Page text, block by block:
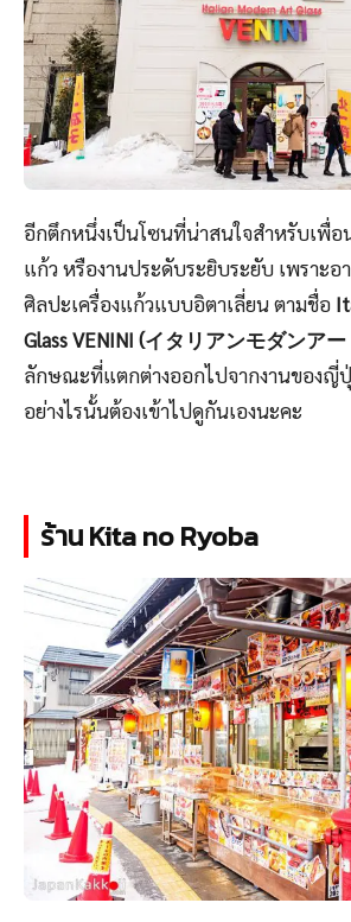
อีกตึกหนึ่งเป็นโซนที่น่าสนใจสำหรับเพื่
แก้ว หรืองานประดับระยิบระยับ เพราะอ
ศิลปะเครื่องแก้วแบบอิตาเลี่ยน ตามชื่อ
Glass VENINI (イタリアンモダンア
ลักษณะที่แตกต่างออกไปจากงานของญี่
อย่างไรนั้นต้องเข้าไปดูกันเองนะคะ
ร้าน Kita no Ryoba